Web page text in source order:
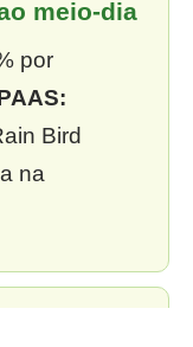
meio-dia
por
Bird
na